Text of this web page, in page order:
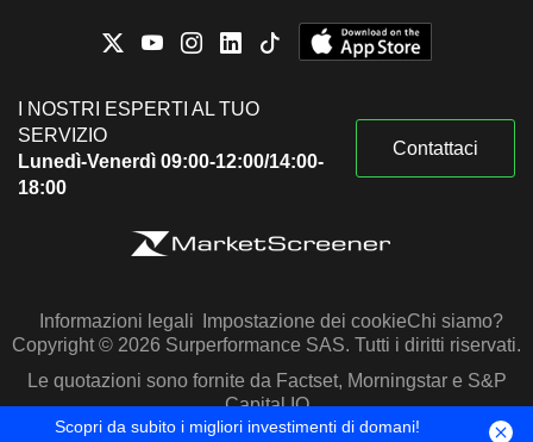
I NOSTRI ESPERTI AL TUO
SERVIZIO
Lunedì-Venerdì 09:00-12:00/14:00-
18:00
Contattaci
Informazioni legali Impostazione dei cookieChi siamo?
Copyright © 2026 Surperformance SAS. Tutti i diritti riservati.
Le quotazioni sono fornite da Factset, Morningstar e S&P
Capital IQ
Scopri da subito i migliori investimenti di domani!